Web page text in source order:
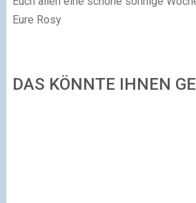
Eure Rosy
DAS KÖNNTE IHNEN